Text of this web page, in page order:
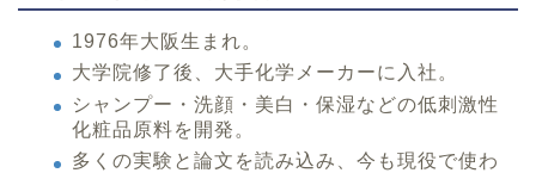
1976年大阪生まれ。
大学院修了後、大手化学メーカーに入社。
シャンプー・洗顔・美白・保湿などの低刺激性
化粧品原料を開発。
多くの実験と論文を読み込み、今も現役で使わ